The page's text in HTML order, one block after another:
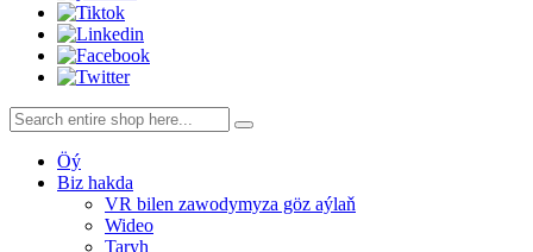
Öý
Biz hakda
VR bilen zawodymyza göz aýlaň
Wideo
Taryh